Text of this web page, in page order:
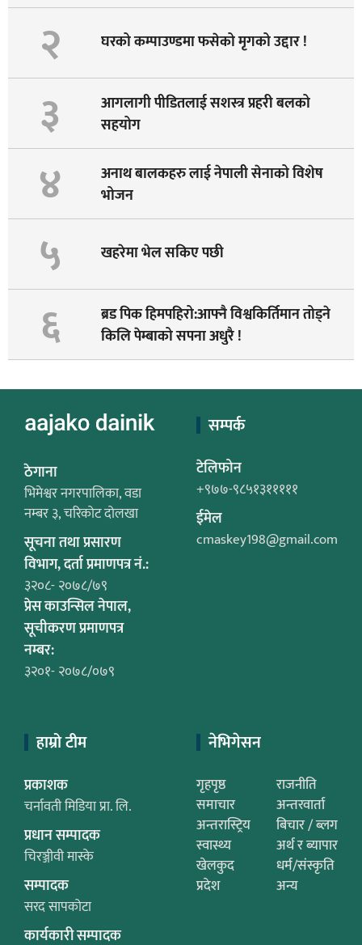
२ घरको कम्पाउण्डमा फसेको मृगको उद्दार !
३
आगलागी पीडितलाई सशस्त्र प्रहरी बलको
सहयोग
४
अनाथ बालकहरु लाई नेपाली सेनाको विशेष
भोजन
५ खहरेमा भेल सकिए पछी
६
ब्रड पिक हिमपहिरो:आफ्नै विश्वकिर्तिमान तोड्ने
किलि पेम्बाको सपना अधुरै !
ठेगाना
भिमेश्वर नगरपालिका, वडा
नम्बर ३, चरिकोट दोलखा
सूचना तथा प्रसारण
विभाग, दर्ता प्रमाणपत्र नं.:
३२०८- २०७८/७९
प्रेस काउन्सिल नेपाल,
सूचीकरण प्रमाणपत्र
नम्बर:
३२०१- २०७८/०७९
सम्पर्क
टेलिफोन
+९७७-९८५१३१११११
ईमेल
cmaskey198@gmail.com
हाम्रो टीम
प्रकाशक
चर्नावती मिडिया प्रा. लि.
प्रधान सम्पादक
चिरञ्जीवी मास्के
सम्पादक
सरद सापकोटा
कार्यकारी सम्पादक
नेभिगेसन
गृहपृष्ठ
राजनीति
समाचार
अन्तरवार्ता
अन्तरास्ट्रिय
बिचार / ब्लग
स्वास्थ्य
अर्थ र ब्यापार
खेलकुद
धर्म/संस्कृति
प्रदेश
अन्य